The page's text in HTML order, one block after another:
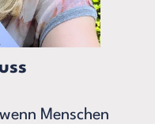
Menschen